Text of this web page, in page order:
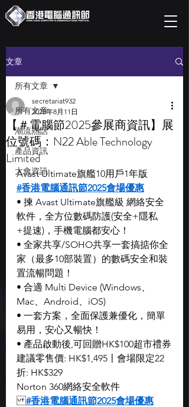
文章
所有文章
潮流熱話
產品資訊
大會資訊
所有文章
【＃電腦節2025參展商資訊】展
位號碼：N22 Able Technology
Limited
secretariat932
2025年8月11日
Avast Ultimate旗艦10用戶1年版
#香港電腦通訊節2025會場優惠
• 揀 Avast Ultimate旗艦級 網絡安全
軟件，全方位數碼防護(安全+隱私
+提速)，手機電腦都安心！
• 全家共享/SOHO共享一套搞掂你全
家（最多10部裝置）的數碼安全和裝
置流暢問題！
• 合適 Multi Device (Windows、
Mac、Android、iOS)
• 一套方案，全面保護兼優化，簡單
易用，安心又暢快！
• 產品啟動後,可回贈HK$100超市禮券
建議零售價: HK$1,495〡會場限定22
折: HK$329
Norton 360網絡安全軟件
#香港電腦通訊節2025會場優惠